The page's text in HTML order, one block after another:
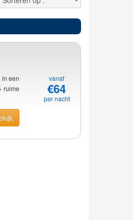
in een
ruime
vanaf
€64
per nacht